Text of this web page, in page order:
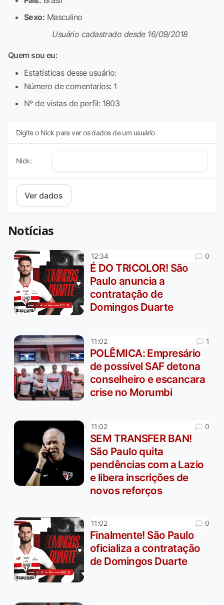
Sexo: Masculino
Usuário cadastrado desde 16/09/2018
Quem sou eu:
Estatísticas desse usuário:
Número de comentarios: 1
Nº de vistas de perfil: 1803
Digite o Nick para ver os dados de um usuário
Nick:
Notícias
12:34 0
É DO TRICOLOR! São
Paulo anuncia a
contratação de
Domingos Duarte
11:02 1
POLÊMICA: Empresário
de possível SAF detona
conselheiro e escancara
crise no Morumbi
11:02 0
SEM TRANSFER BAN!
São Paulo quita
pendências com a Lazio
e libera inscrições de
novos reforços
11:02 0
Finalmente! São Paulo
oficializa a contratação
de Domingos Duarte